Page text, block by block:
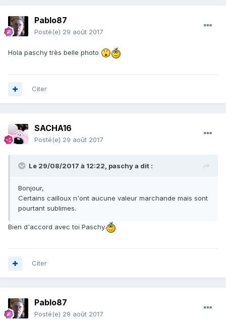
Pablo87
Posté(e) 29 août 2017
Hola paschy très belle photo
Citer
SACHA16
Posté(e) 29 août 2017
Le 29/08/2017 à 12:22, paschya dit :
Bonjour,
Certains cailloux n'ont aucune valeur marchande mais sont
pourtant sublimes.
Bien d'accord avec toi Paschy.
Citer
Pablo87
Posté(e) 29 août 2017